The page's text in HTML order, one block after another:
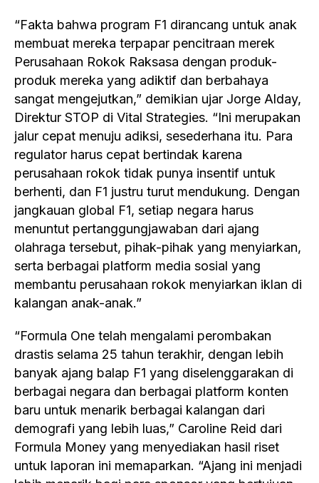
“Fakta bahwa program F1 dirancang untuk anak
membuat mereka terpapar pencitraan merek
Perusahaan Rokok Raksasa dengan produk-
produk mereka yang adiktif dan berbahaya
sangat mengejutkan,” demikian ujar Jorge Alday,
Direktur STOP di Vital Strategies. “Ini merupakan
jalur cepat menuju adiksi, sesederhana itu. Para
regulator harus cepat bertindak karena
perusahaan rokok tidak punya insentif untuk
berhenti, dan F1 justru turut mendukung. Dengan
jangkauan global F1, setiap negara harus
menuntut pertanggungjawaban dari ajang
olahraga tersebut, pihak-pihak yang menyiarkan,
serta berbagai platform media sosial yang
membantu perusahaan rokok menyiarkan iklan di
kalangan anak-anak.”
“Formula One telah mengalami perombakan
drastis selama 25 tahun terakhir, dengan lebih
banyak ajang balap F1 yang diselenggarakan di
berbagai negara dan berbagai platform konten
baru untuk menarik berbagai kalangan dari
demografi yang lebih luas,” Caroline Reid dari
Formula Money yang menyediakan hasil riset
untuk laporan ini memaparkan. “Ajang ini menjadi